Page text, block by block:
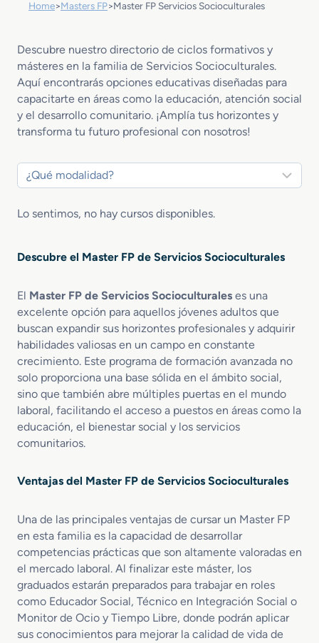
Home>Masters FP>Master FP Servicios Socioculturales
Descubre nuestro directorio de ciclos formativos y
másteres en la familia de Servicios Socioculturales.
Aquí encontrarás opciones educativas diseñadas para
capacitarte en áreas como la educación, atención social
y el desarrollo comunitario. ¡Amplía tus horizontes y
transforma tu futuro profesional con nosotros!
Lo sentimos, no hay cursos disponibles.
Descubre el Master FP de Servicios Socioculturales
El Master FP de Servicios Socioculturales es una
excelente opción para aquellos jóvenes adultos que
buscan expandir sus horizontes profesionales y adquirir
habilidades valiosas en un campo en constante
crecimiento. Este programa de formación avanzada no
solo proporciona una base sólida en el ámbito social,
sino que también abre múltiples puertas en el mundo
laboral, facilitando el acceso a puestos en áreas como la
educación, el bienestar social y los servicios
comunitarios.
Ventajas del Master FP de Servicios Socioculturales
Una de las principales ventajas de cursar un Master FP
en esta familia es la capacidad de desarrollar
competencias prácticas que son altamente valoradas en
el mercado laboral. Al finalizar este máster, los
graduados estarán preparados para trabajar en roles
como Educador Social, Técnico en Integración Social o
Monitor de Ocio y Tiempo Libre, donde podrán aplicar
sus conocimientos para mejorar la calidad de vida de